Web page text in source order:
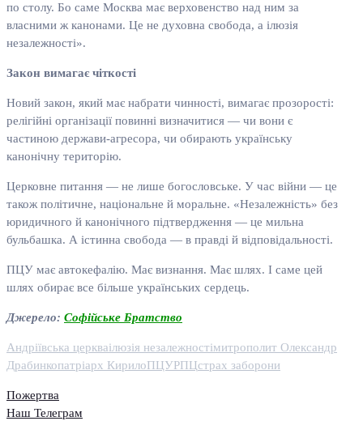
по столу. Бо саме Москва має верховенство над ним за
власними ж канонами. Це не духовна свобода, а ілюзія
незалежності».
Закон вимагає чіткості
Новий закон, який має набрати чинності, вимагає прозорості:
релігійні організації повинні визначитися — чи вони є
частиною держави-агресора, чи обирають українську
канонічну територію.
Церковне питання — не лише богословське. У час війни — це
також політичне, національне й моральне. «Незалежність» без
юридичного й канонічного підтвердження — це мильна
бульбашка. А істинна свобода — в правді й відповідальності.
ПЦУ має автокефалію. Має визнання. Має шлях. І саме цей
шлях обирає все більше українських сердець.
Джерело: Софійське Братство
Андріївська церкваілюзія незалежностімитрополит Олександр
Драбинкопатріарх КирилоПЦУРПЦстрах заборони
Пожертва
Наш Телеграм